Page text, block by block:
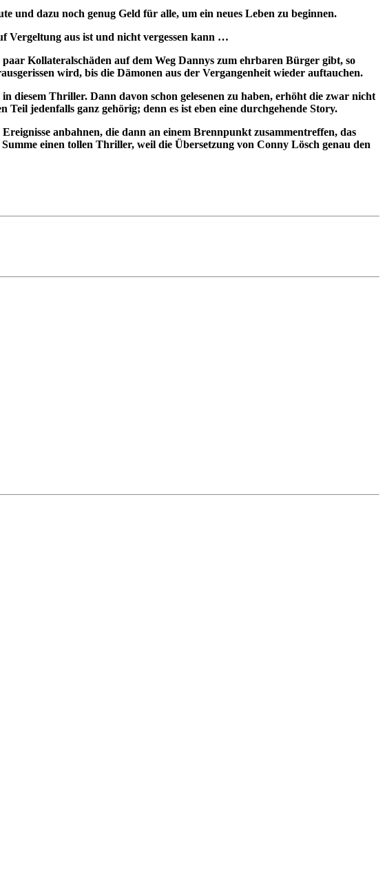
und dazu noch genug Geld für alle, um ein neues Leben zu beginnen.
Vergeltung aus ist und nicht vergessen kann …
Kollateralschäden auf dem Weg Dannys zum ehrbaren Bürger gibt, so
wird, bis die Dämonen aus der Vergangenheit wieder auftauchen.
diesem Thriller. Dann davon schon gelesenen zu haben, erhöht die zwar nicht
Teil jedenfalls ganz gehörig; denn es ist eben eine durchgehende Story.
anbahnen, die dann an einem Brennpunkt zusammentreffen, das
einen tollen Thriller, weil die Übersetzung von Conny Lösch genau den